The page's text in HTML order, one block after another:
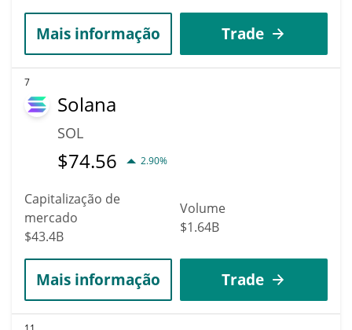
Mais informação Trade
7
Solana
SOL
$74.56 2.90%
Capitalização de
mercado
$43.4B
Volume
$1.64B
Mais informação Trade